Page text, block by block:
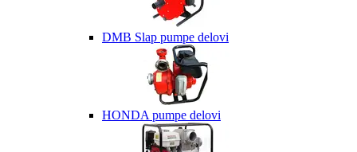
DMB Slap pumpe delovi
HONDA pumpe delovi